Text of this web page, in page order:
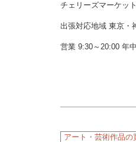
チェリーズマーケッ
出張対応地域 東京・
営業 9:30～20:00 年
アート・芸術作品の